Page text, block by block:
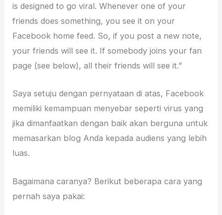
is designed to go viral. Whenever one of your
friends does something, you see it on your
Facebook home feed. So, if you post a new note,
your friends will see it. If somebody joins your fan
page (see below), all their friends will see it.”
Saya setuju dengan pernyataan di atas, Facebook
memiliki kemampuan menyebar seperti virus yang
jika dimanfaatkan dengan baik akan berguna untuk
memasarkan blog Anda kepada audiens yang lebih
luas.
Bagaimana caranya? Berikut beberapa cara yang
pernah saya pakai: